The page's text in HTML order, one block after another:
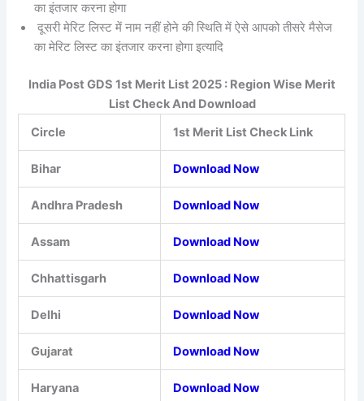
का इंतजार करना होगा
दूसरी मेरिट लिस्ट में नाम नहीं होने की स्थिति में ऐसे आपको तीसरे मैसेज
का मेरिट लिस्ट का इंतजार करना होगा इत्यादि
India Post GDS 1st Merit List 2025 : Region Wise Merit
List Check And Download
Circle
1st Merit List Check Link
Bihar Download Now
Andhra Pradesh Download Now
Assam Download Now
Chhattisgarh Download Now
Delhi Download Now
Gujarat Download Now
Haryana Download Now